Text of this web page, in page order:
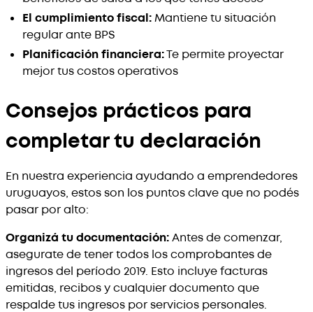
El cumplimiento fiscal:Mantiene tu situación
regular ante BPS
Planificación financiera:Te permite proyectar
mejor tus costos operativos
Consejos prácticos para
completar tu declaración
En nuestra experiencia ayudando a emprendedores
uruguayos, estos son los puntos clave que no podés
pasar por alto:
Organizá tu documentación:Antes de comenzar,
asegurate de tener todos los comprobantes de
ingresos del período 2019. Esto incluye facturas
emitidas, recibos y cualquier documento que
respalde tus ingresos por servicios personales.